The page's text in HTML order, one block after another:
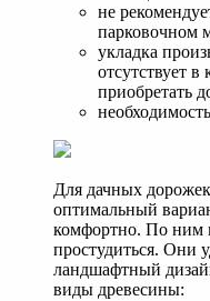
не
парковочном
укладка
отсутствует
приобретать
Для дачных
оптимальный
комфортно. По ним
простудиться. Они
ландшафтный
виды древесины: